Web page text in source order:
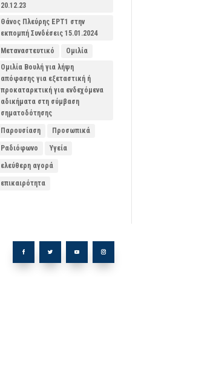
20.12.23
Θάνος Πλεύρης ΕΡΤ1 στην
εκπομπή Συνδέσεις 15.01.2024
Μεταναστευτικό
Ομιλία
Ομιλία Βουλή για λήψη
απόφασης για εξεταστική ή
προκαταρκτική για ενδεχόμενα
αδικήματα στη σύμβαση
σηματοδότησης
Παρουσίαση Προσωπικά
Ραδιόφωνο Υγεία
ελεύθερη αγορά
επικαιρότητα